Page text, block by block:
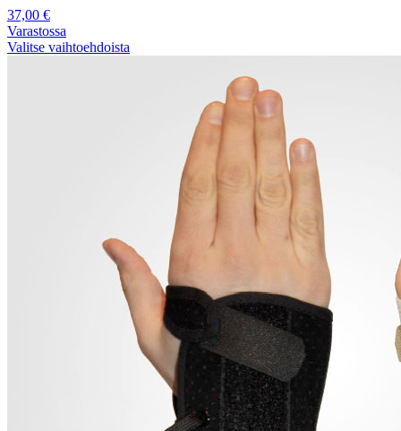
37,00 €
Varastossa
Valitse vaihtoehdoista